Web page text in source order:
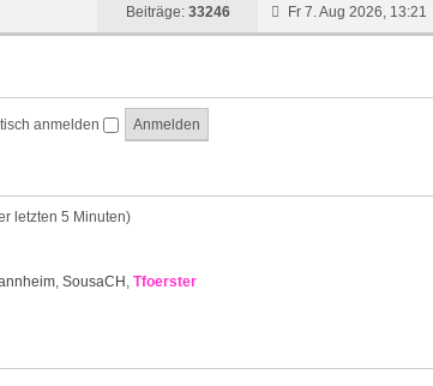
Beiträge: 33246
Fr 7. Aug 2026, 13:21
anmelden
letzten 5 Minuten)
, SousaCH , Tfoerster